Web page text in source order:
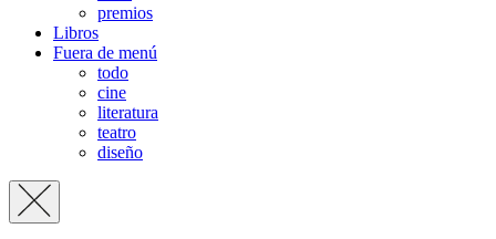
premios
Libros
Fuera de menú
todo
cine
literatura
teatro
diseño